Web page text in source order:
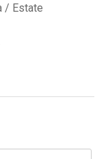
/ Estate